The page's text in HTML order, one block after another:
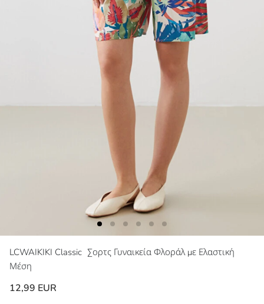
LCWAIKIKI Classic Σορτς Γυναικεία Φλοράλ με Ελαστική
Μέση
12,99 EUR